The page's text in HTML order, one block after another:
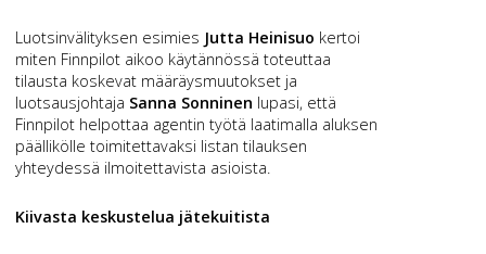
Luotsinvälityksen esimies Jutta Heinisuo kertoi
miten Finnpilot aikoo käytännössä toteuttaa
tilausta koskevat määräysmuutokset ja
luotsausjohtaja Sanna Sonninen lupasi, että
Finnpilot helpottaa agentin työtä laatimalla aluksen
päällikölle toimitettavaksi listan tilauksen
yhteydessä ilmoitettavista asioista.
Kiivasta keskustelua jätekuitista